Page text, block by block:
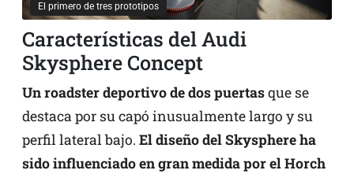
El primero de tres prototipos
Características del Audi
Skysphere Concept
Un roadster deportivo de dos puertasque se
destaca por su capó inusualmente largo y su
perfil lateral bajo. El diseño del Skysphere ha
sido influenciado en gran medida por el Horch